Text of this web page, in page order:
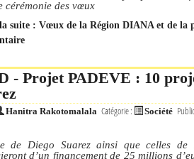
cérémonie des vœux
suite : Vœux de la Région DIANA et de la
- Projet PADEVE : 10
Hanitra Rakotomalala Catégorie : Société
de Diego Suarez ainsi que celles de
d’un financement de 25 millions